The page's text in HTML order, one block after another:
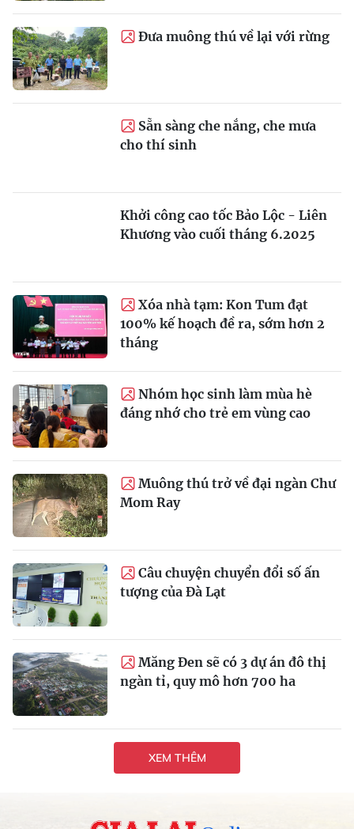
Đưa muông thú về lại với rừng
Sẵn sàng che nắng, che mưa
cho thí sinh
Khởi công cao tốc Bảo Lộc - Liên
Khương vào cuối tháng 6.2025
Xóa nhà tạm: Kon Tum đạt
100% kế hoạch đề ra, sớm hơn 2
tháng
Nhóm học sinh làm mùa hè
đáng nhớ cho trẻ em vùng cao
Muông thú trở về đại ngàn Chư
Mom Ray
Câu chuyện chuyển đổi số ấn
tượng của Đà Lạt
Măng Đen sẽ có 3 dự án đô thị
ngàn tỉ, quy mô hơn 700 ha
XEM THÊM